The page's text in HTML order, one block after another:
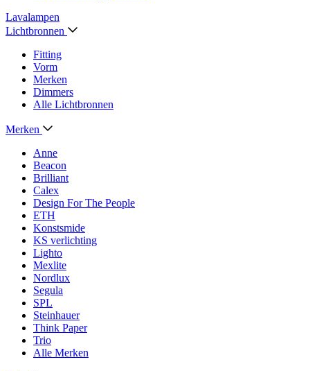
Lavalampen
Lichtbronnen
Fitting
Vorm
Merken
Dimmers
Alle Lichtbronnen
Merken
Anne
Beacon
Brilliant
Calex
Design For The People
ETH
Konstsmide
KS verlichting
Lighto
Mexlite
Nordlux
Segula
SPL
Steinhauer
Think Paper
Trio
Alle Merken